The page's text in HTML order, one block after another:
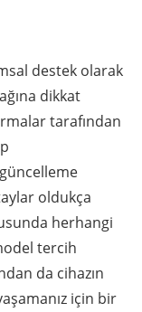
destek olarak
dikkat
tarafından
güncelleme
oldukça
herhangi
tercih
da cihazın
için bir